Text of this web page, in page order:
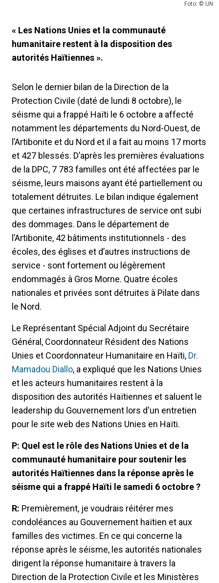
Foto: © UN
« Les Nations Unies et la communauté
humanitaire restent à la disposition des
autorités Haïtiennes ».
Selon le dernier bilan de la Direction de la
Protection Civile (daté de lundi 8 octobre), le
séisme qui a frappé Haïti le 6 octobre a affecté
notamment les départements du Nord-Ouest, de
l’Artibonite et du Nord et il a fait au moins 17 morts
et 427 blessés. D’après les premières évaluations
de la DPC, 7 783 familles ont été affectées par le
séisme, leurs maisons ayant été partiellement ou
totalement détruites. Le bilan indique également
que certaines infrastructures de service ont subi
des dommages. Dans le département de
l’Artibonite, 42 bâtiments institutionnels - des
écoles, des églises et d’autres instructions de
service - sont fortement ou légèrement
endommagés à Gros Morne. Quatre écoles
nationales et privées sont détruites à Pilate dans
le Nord.
Le Représentant Spécial Adjoint du Secrétaire
Général, Coordonnateur Résident des Nations
Unies et Coordonnateur Humanitaire en Haïti, Dr.
Mamadou Diallo, a expliqué que les Nations Unies
et les acteurs humanitaires restent à la
disposition des autorités Haïtiennes et saluent le
leadership du Gouvernement lors d'un entretien
pour le site web des Nations Unies en Haïti.
P: Quel est le rôle des Nations Unies et de la
communauté humanitaire pour soutenir les
autorités Haïtiennes dans la réponse après le
séisme qui a frappé Haïti le samedi 6 octobre ?
R: Premièrement, je voudrais réitérer mes
condoléances au Gouvernement haïtien et aux
familles des victimes. En ce qui concerne la
réponse après le séisme, les autorités nationales
dirigent la réponse humanitaire à travers la
Direction de la Protection Civile et les Ministères